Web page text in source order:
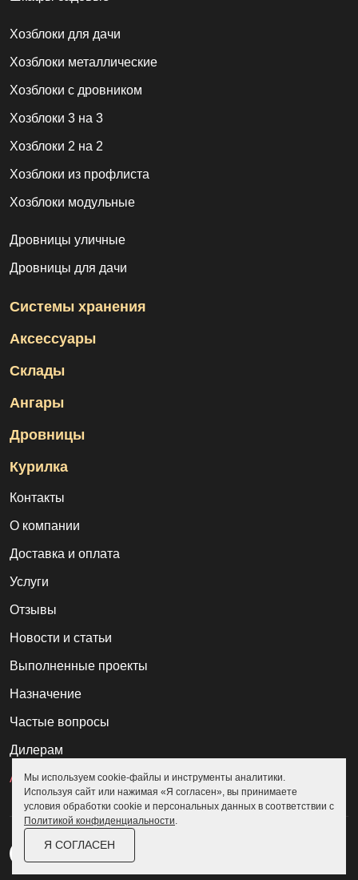
Хозблоки для дачи
Хозблоки металлические
Хозблоки с дровником
Хозблоки 3 на 3
Хозблоки 2 на 2
Хозблоки из профлиста
Хозблоки модульные
Дровницы уличные
Дровницы для дачи
Системы хранения
Аксессуары
Склады
Ангары
Дровницы
Курилка
Контакты
О компании
Доставка и оплата
Услуги
Отзывы
Новости и статьи
Выполненные проекты
Назначение
Частые вопросы
Дилерам
Акции
Мы используем cookie-файлы и инструменты аналитики.
Используя сайт или нажимая «Я согласен», вы принимаете
условия обработки cookie и персональных данных в соответствии с
Политикой конфиденциальности.
Я СОГЛАСЕН